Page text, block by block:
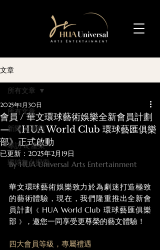
文章
所有文章
新聞 & 動態
專訪 & 產業
環球舞台探索
所有文章
會員 / 華文環球藝術娛樂全新會員計劃
— 《HUA World Club 環球藝匯俱樂
部》正式啟動
2025年1月30日
已更新： 2025年2月19日
By HUA Universal Arts Entertainment
華文環球藝術娛樂致力於為劇迷打造極致
的藝術體驗，現在，我們隆重推出全新會
員計劃 《 HUA World Club 環球藝匯俱樂
部 》 ，邀您一同享受更尊榮的藝文體驗！
四大會員等級，專屬禮遇